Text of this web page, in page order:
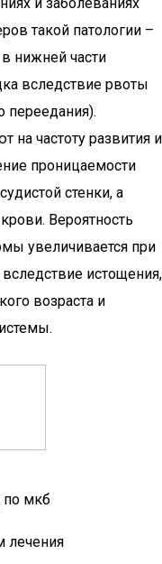
такой патологии –
нижней части
вследствие рвоты
переедания).
на частоту развития и
проницаемости
стенки, а
Вероятность
увеличивается при
истощения,
возраста и
по мкб
лечения